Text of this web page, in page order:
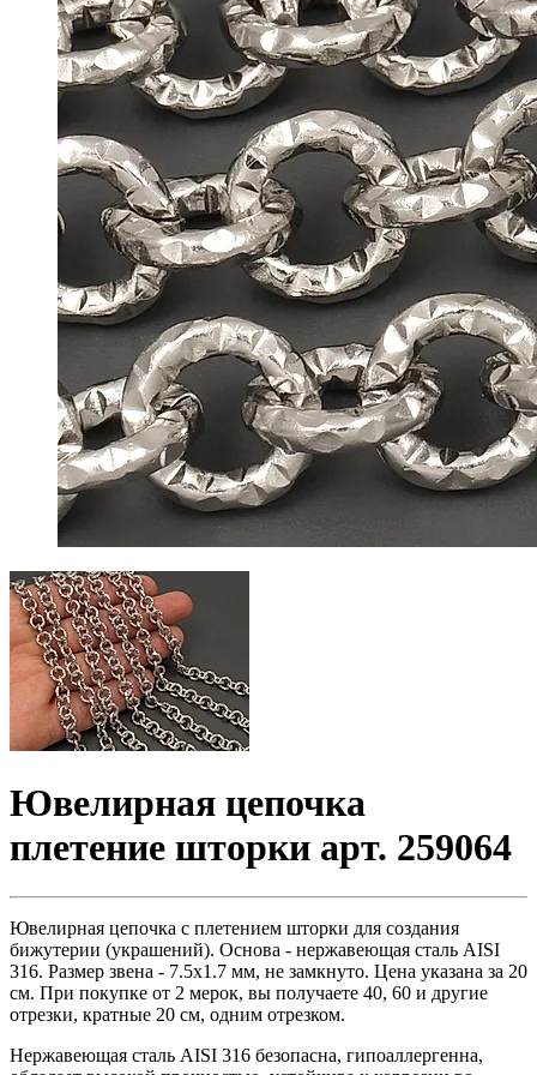
Ювелирная цепочка
плетение шторки арт. 259064
Ювелирная цепочка с плетением шторки для создания
бижутерии (украшений). Основа - нержавеющая сталь AISI
316. Размер звена - 7.5x1.7 мм, не замкнуто. Цена указана за 20
см. При покупке от 2 мерок, вы получаете 40, 60 и другие
отрезки, кратные 20 см, одним отрезком.
Нержавеющая сталь AISI 316 безопасна, гипоаллергенна,